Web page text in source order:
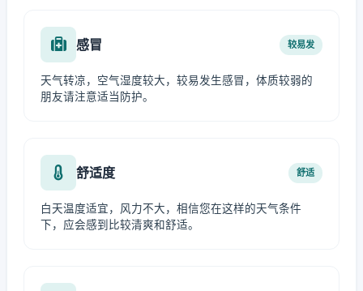
感冒 较易发
天气转凉，空气湿度较大，较易发生感冒，体质较弱的
朋友请注意适当防护。
舒适度 舒适
白天温度适宜，风力不大，相信您在这样的天气条件
下，应会感到比较清爽和舒适。